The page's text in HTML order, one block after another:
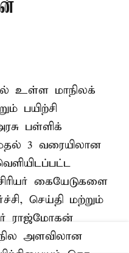
உள்ள மாநிலக்
பயிற்சி
பள்ளிக்
3 வரையிலான
கையேடுகளை
செய்தி மற்றும்
ராஜ்மோகன்
அளவிலான